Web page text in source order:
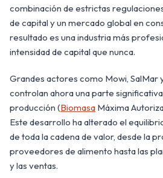
combinación de estrictas
de capital y un mercado global en
resultado es una industria más
intensidad de capital que nunca.
Grandes actores como Mowi,
controlan ahora una parte
producción (Biomasa Máxima
Este desarrollo ha alterado el
de toda la cadena de valor, desde la
proveedores de alimento hasta las
y las ventas.